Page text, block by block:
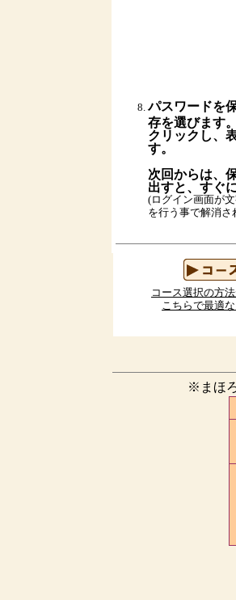
パスワードを
存を選びます
クリックし、
す。
次回からは、
出すと、すぐ
(ログイン画面が
を行う事で解消さ
コース選択の方
こちらで最適
※まほ